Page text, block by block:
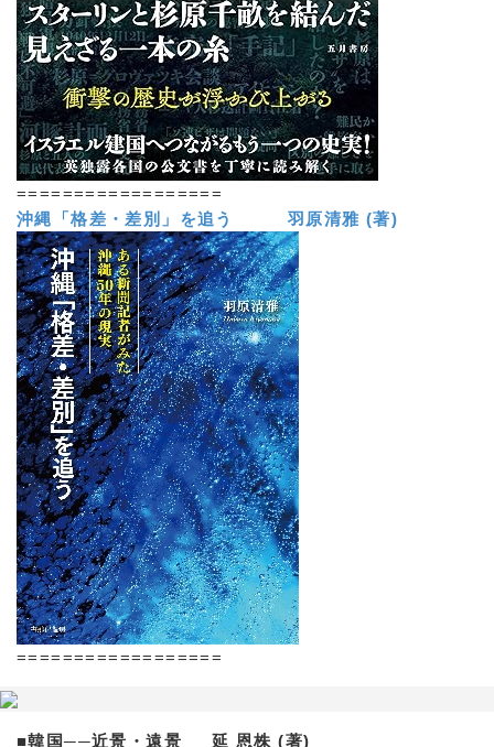
==================
沖縄「格差・差別」を追う 羽原清雅 (著)
==================
■韓国──近景・遠景 延 恩株 (著)